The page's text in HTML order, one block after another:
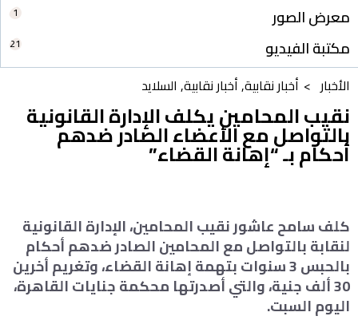
معرض الصور 1
مكتبة الفيديو 21
الأخبار > أخبار نقابية,أخبار نقابية, السلايد
نقيب المحامين يكلف الإدارة القانونية
بالتواصل مع الأعضاء الصادر ضدهم
أحكام بـ “إهانة القضاء”
كلف سامح عاشور نقيب المحامين، الإدارة القانونية
لنقابة بالتواصل مع المحامين الصادر ضدهم أحكام
بالحبس 3 سنوات بتهمة إهانة القضاء، وتغريم أخرين
30 ألف جنية، والتي أصدرتها محكمة جنايات القاهرة،
اليوم السبت.